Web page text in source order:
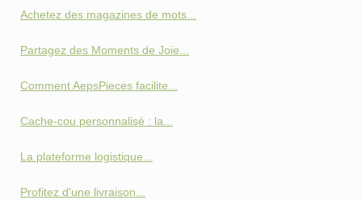
Achetez des magazines de mots...
Partagez des Moments de Joie...
Comment AepsPieces facilite...
Cache-cou personnalisé : la...
La plateforme logistique...
Profitez d'une livraison...